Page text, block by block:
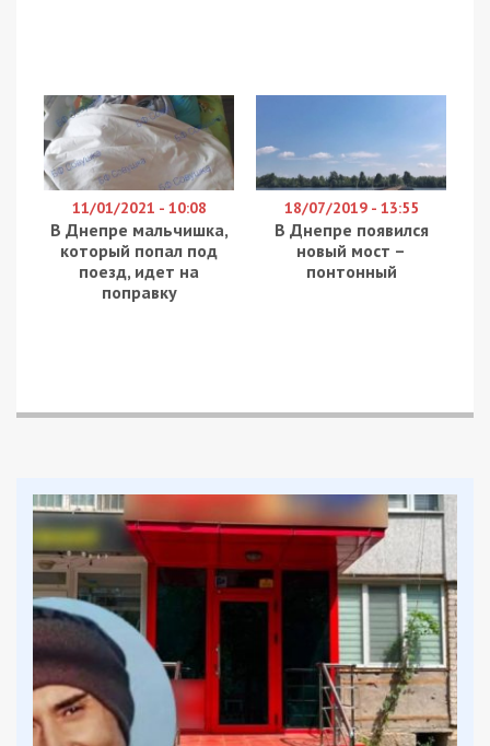
11/01/2021 - 10:08
В Днепре мальчишка,
который попал под
поезд, идет на
поправку
18/07/2019 - 13:55
В Днепре появился
новый мост –
понтонный